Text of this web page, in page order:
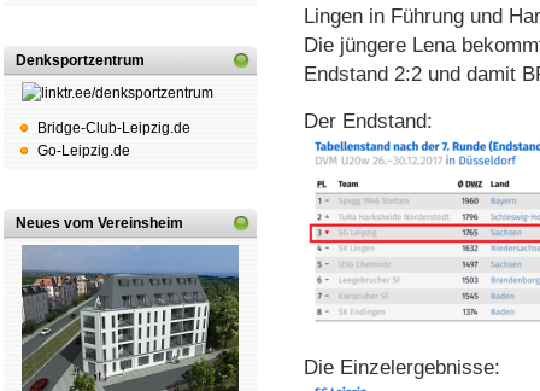
Denksportzentrum
Bridge-Club-Leipzig.de
Go-Leipzig.de
Neues vom Vereinsheim
Lingen in Führung und
Die jüngere Lena
Endstand 2:2 und damit
Der Endstand:
Die Einzelergebnisse: